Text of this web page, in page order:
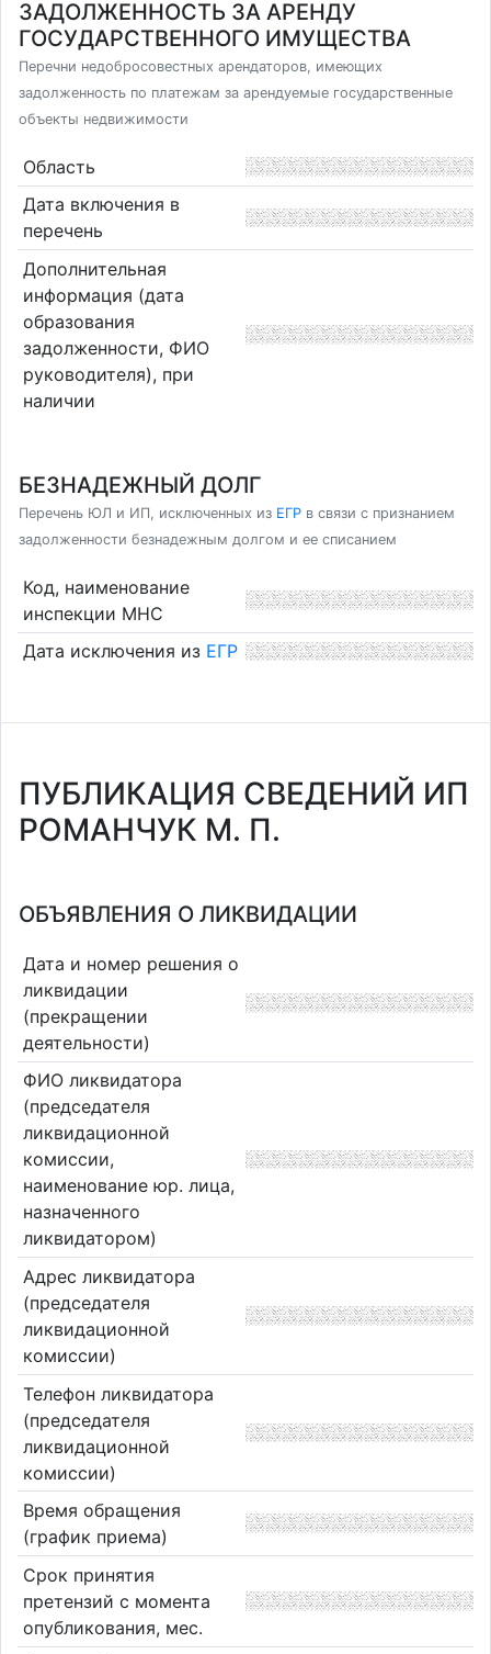
ЗАДОЛЖЕННОСТЬ ЗА АРЕНДУ
ГОСУДАРСТВЕННОГО ИМУЩЕСТВА
Перечни недобросовестных арендаторов, имеющих
задолженность по платежам за арендуемые государственные
объекты недвижимости
Область
Дата включения в
перечень
Дополнительная
информация (дата
образования
задолженности, ФИО
руководителя), при
наличии
БЕЗНАДЕЖНЫЙ ДОЛГ
Перечень ЮЛ и ИП, исключенных из ЕГР в связи с признанием
задолженности безнадежным долгом и ее списанием
Код, наименование
инспекции МНС
Дата исключения из ЕГР
ПУБЛИКАЦИЯ СВЕДЕНИЙ ИП
РОМАНЧУК М. П.
ОБЪЯВЛЕНИЯ О ЛИКВИДАЦИИ
Дата и номер решения о
ликвидации
(прекращении
деятельности)
ФИО ликвидатора
(председателя
ликвидационной
комиссии,
наименование юр. лица,
назначенного
ликвидатором)
Адрес ликвидатора
(председателя
ликвидационной
комиссии)
Телефон ликвидатора
(председателя
ликвидационной
комиссии)
Время обращения
(график приема)
Срок принятия
претензий с момента
опубликования, мес.